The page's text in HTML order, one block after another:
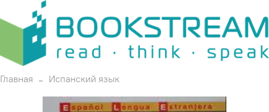
Главная Испанский язык